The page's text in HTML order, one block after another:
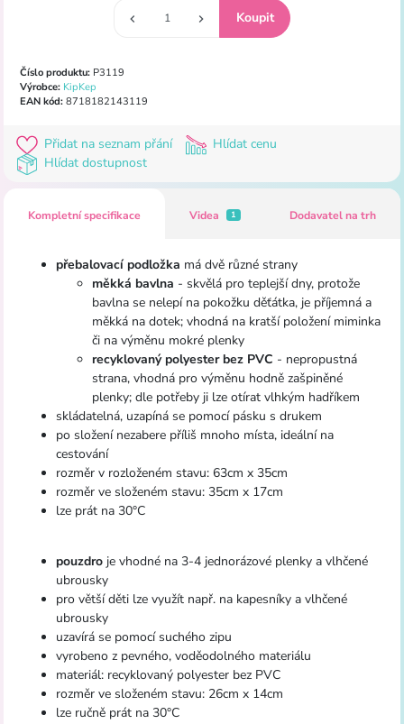
Číslo produktu:P3119
Výrobce: KipKep
EAN kód:8718182143119
Přidat na seznam přání
Hlídat cenu
Hlídat dostupnost
Kompletní specifikace Videa 1 Dodavatel na trh
přebalovací podložka má dvě různé strany
měkká bavlna - skvělá pro teplejší dny, protože
bavlna se nelepí na pokožku děťátka, je příjemná a
měkká na dotek; vhodná na kratší položení miminka
či na výměnu mokré plenky
recyklovaný polyester bez PVC - nepropustná
strana, vhodná pro výměnu hodně zašpiněné
plenky; dle potřeby ji lze otírat vlhkým hadříkem
skládatelná, uzapíná se pomocí pásku s drukem
po složení nezabere příliš mnoho místa, ideální na
cestování
rozměr v rozloženém stavu: 63cm x 35cm
rozměr ve složeném stavu: 35cm x 17cm
lze prát na 30°C
pouzdroje vhodné na 3-4 jednorázové plenky a vlhčené
ubrousky
pro větší děti lze využít např. na kapesníky a vlhčené
ubrousky
uzavírá se pomocí suchého zipu
vyrobeno z pevného, voděodolného materiálu
materiál: recyklovaný polyester bez PVC
rozměr ve složeném stavu: 26cm x 14cm
lze ručně prát na 30°C